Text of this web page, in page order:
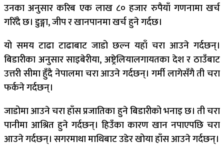
उनका अनुसार करिब एक लाख ८० हजार रुपैयाँ गणनामा खर्च
गरिँदै छ। डुङ्गा, जीप र खानपानमा खर्च हुने गर्दछ।
यो समय टाढा टाढाबाट जाडो छल्न यहाँ चरा आउने गर्दछन्।
बिडारीका अनुसार साइबेरीया, अष्ट्रेलियालगायतका देश र ठाउँबाट
उत्तरी सीमा हुँदै नेपालमा चरा आउने गर्दछन्। गर्मी लागेसँगै ती चरा
फर्कने गर्दछन्।
जाडोमा आउने चरा हाँस प्रजातिका हुने बिडारीको भनाइ छ। ती चरा
पानीमा आश्रित हुने गर्दछन्। हिउँका कारण खान नपाएपछि चरा
आउने गर्दछन्। सगरमाथा माथिबाट उडेर खोया हाँस आउने गर्दछन्।